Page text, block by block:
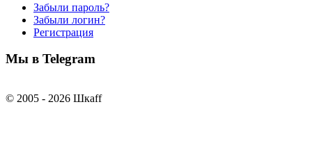
Забыли пароль?
Забыли логин?
Регистрация
Мы в Telegram
© 2005 - 2026 Шкаff